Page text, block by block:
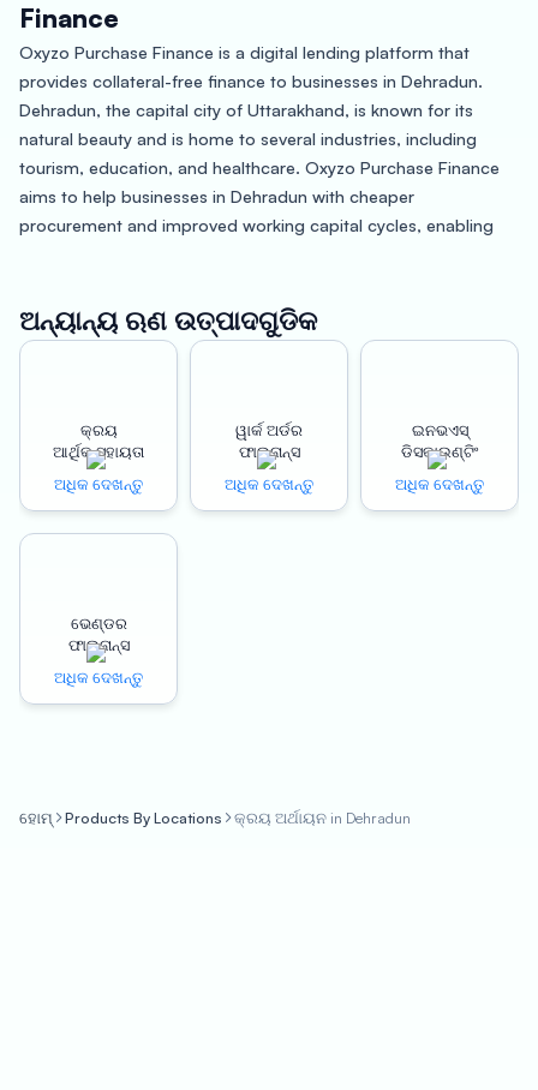
Finance
Oxyzo Purchase Finance is a digital lending platform that
provides collateral-free finance to businesses in Dehradun.
Dehradun, the capital city of Uttarakhand, is known for its
natural beauty and is home to several industries, including
tourism, education, and healthcare. Oxyzo Purchase Finance
aims to help businesses in Dehradun with cheaper
procurement and improved working capital cycles, enabling
One of the main benefits of Oxyzo Purchase Finance is that it
offers cheaper procurement to businesses in Dehradun. This
increased profitability and improved cash flow for businesses.
Another benefit of Oxyzo Purchase Finance is that it provides
businesses with an improved working capital cycle. With
Oxyzo, businesses can get instant disbursement of funds,
maintain a positive relationship with their suppliers and
improve their credibility.
of their office or home. This means that businesses can save
ଅନ୍ୟାନ୍ୟ ଋଣ ଉତ୍ପାଦଗୁଡିକ
କ୍ରୟ
ଆର୍ଥିକ ସହାୟତା
ଅଧିକ ଦେଖନ୍ତୁ
ୱାର୍କ ଅର୍ଡର
ଫାଇନାନ୍ସ
ଅଧିକ ଦେଖନ୍ତୁ
ଇନଭଏସ୍
ଡିସକାଉଣ୍ଟିଂ
ଅଧିକ ଦେଖନ୍ତୁ
ଭେଣ୍ଡର
ଫାଇନାନ୍ସ
ଅଧିକ ଦେଖନ୍ତୁ
ହୋମ୍ Products By Locations କ୍ରୟ ଅର୍ଥାୟନ in Dehradun